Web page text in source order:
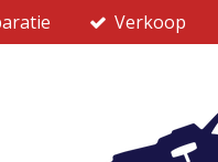
Verkoop